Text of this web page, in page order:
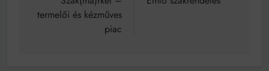
termelői és kézműves
piac